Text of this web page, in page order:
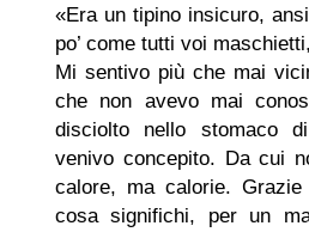
«Era un tipino insicuro,
po’ come tutti voi
Mi sentivo più che mai
che non avevo mai
disciolto nello stomaco
venivo concepito. Da cui
calore, ma calorie.
cosa significhi, per un